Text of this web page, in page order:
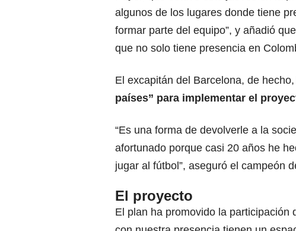
algunos de los lugares donde tiene
formar parte del equipo”, y añadió
que no solo tiene presencia en
El excapitán del Barcelona, de hecho,
países” para implementar el
“Es una forma de devolverle a la
afortunado porque casi 20 años he
jugar al fútbol”, aseguró el campeón
El proyecto
El plan ha promovido la participación